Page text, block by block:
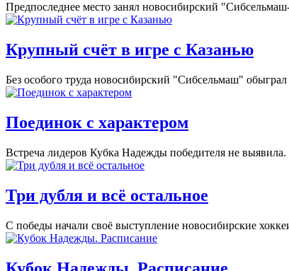
Предпоследнее место занял новосибирский
Крупный счёт в игре с Казанью
Без особого труда новосибирский "Сибсельмаш"
Поединок с характером
Встреча лидеров Кубка Надежды победителя не выявила.
Три дубля и всё остальное
С победы начали своё выступление новосибирские